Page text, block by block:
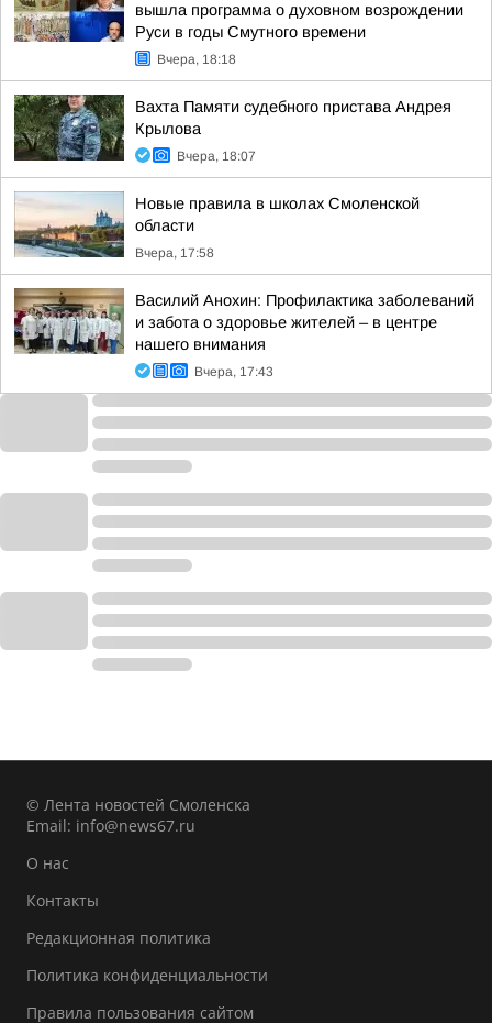
вышла программа о духовном возрождении
Руси в годы Смутного времени
Вчера, 18:18
Вахта Памяти судебного пристава Андрея
Крылова
Вчера, 18:07
Новые правила в школах Смоленской
области
Вчера, 17:58
Василий Анохин: Профилактика заболеваний
и забота о здоровье жителей – в центре
нашего внимания
Вчера, 17:43
© Лента новостей Смоленска
Email: info@news67.ru
О нас
Контакты
Редакционная политика
Политика конфиденциальности
Правила пользования сайтом